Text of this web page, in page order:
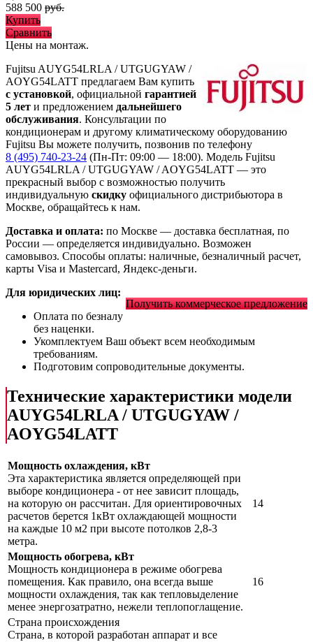
588 500 руб.
Купить
Сравнить
Цены на монтаж.
Fujitsu AUYG54LRLA / UTGUGYAW /
AOYG54LATT предлагаем Вам купить
с установкой, официальной гарантией
5 лет и предложением дальнейшего
обслуживания. Консультации по
кондиционерам и другому климатическому оборудованию
Fujitsu Вы можете получить, позвонив по телефону
8 (495) 740-23-24 (Пн-Пт: 09:00 — 18:00). Модель Fujitsu
AUYG54LRLA / UTGUGYAW / AOYG54LATT — это
прекрасный выбор с возможностью получить
индивидуальную скидку официального дистрибьютора в
Москве, обращайтесь к нам.
Доставка и оплата: по Москве — доставка бесплатная, по
России — определяется индивидуально. Возможен
самовывоз. Способы оплаты: наличные, безналичный расчет,
карты Visa и Mastercard, Яндекс-деньги.
Получить коммерческое предложение
Для юридических лиц:
Оплата по безналу
без наценки.
Укомплектуем Ваш объект всем необходимым
требованиям.
Подготовим сопроводительные документы.
Технические характеристики модели
AUYG54LRLA / UTGUGYAW /
AOYG54LATT
Мощность охлаждения, кВт
Эта характеристика является определяющей при
выборе кондиционера - от нее зависит площадь,
на которую он рассчитан. Для ориентировочных
расчетов берется 1кВт охлаждающей мощности
на каждые 10 м2 при высоте потолков 2,8-3
метра.
14
Мощность обогрева, кВт
Мощность кондиционера в режиме обогрева
помещения. Как правило, она всегда выше
мощности охлаждения, так как тепловыделение
менее энергозатратно, нежели теплопоглащение.
16
Страна происхождения
Страна, в которой разработан аппарат и все